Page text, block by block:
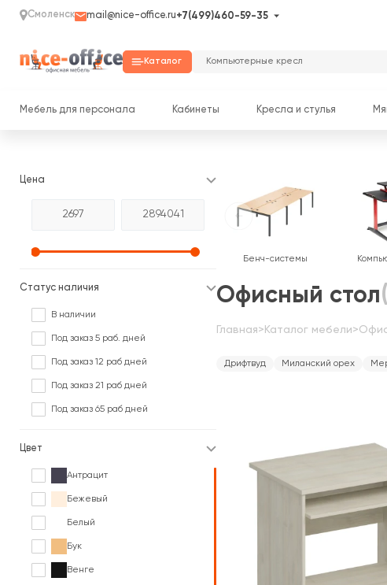
Смоленск mail@nice-office.ru+7(499)460-59-35
Каталог
Мебель для персонала Кабинеты Кресла и стулья
Цена
Статус наличия
В наличии
Под заказ 5 раб. дней
Под заказ 12 раб дней
Под заказ 21 раб дней
Под заказ 65 раб дней
Цвет
Антрацит
Бежевый
Белый
Бук
Венге
Офисный стол
Главная> Каталог мебели>
Дрифтвуд Миланский орех
Бенч-системы